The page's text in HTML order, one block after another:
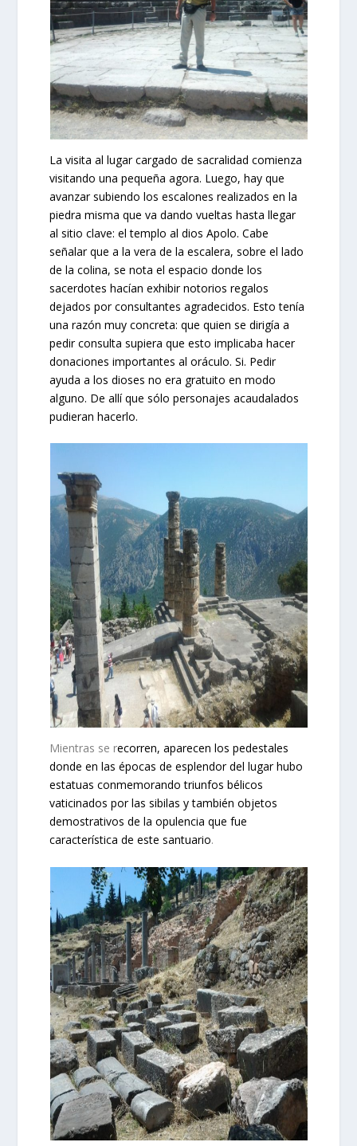
La visita al lugar cargado de sacralidad comienza
visitando una pequeña agora. Luego, hay que
avanzar subiendo los escalones realizados en la
piedra misma que va dando vueltas hasta llegar
al sitio clave: el templo al dios Apolo. Cabe
señalar que a la vera de la escalera, sobre el lado
de la colina, se nota el espacio donde los
sacerdotes hacían exhibir notorios regalos
dejados por consultantes agradecidos. Esto tenía
una razón muy concreta: que quien se dirigía a
pedir consulta supiera que esto implicaba hacer
donaciones importantes al oráculo. Si. Pedir
ayuda a los dioses no era gratuito en modo
alguno. De allí que sólo personajes acaudalados
pudieran hacerlo.
Mientras se recorren, aparecen los pedestales
donde en las épocas de esplendor del lugar hubo
estatuas conmemorando triunfos bélicos
vaticinados por las sibilas y también objetos
demostrativos de la opulencia que fue
característica de este santuario.